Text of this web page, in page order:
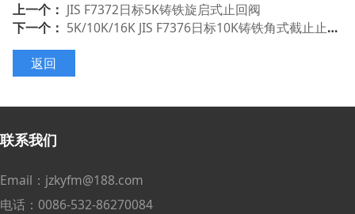
上一个： JIS F7372日标5K铸铁旋启式止回阀
下一个： 5K/10K/16K JIS F7376日标10K铸铁角式截止止回阀（JISF7354/7376/7378）
返回
联系我们
Email：jzkyfm@188.com
电话：0086-532-86270084